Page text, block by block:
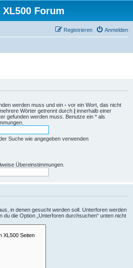
XL500 Forum
Anmelden
Registrieren
werden muss und ein - vor ein Wort, das nicht
Wörter getrennt durch | innerhalb einer
gefunden werden muss. Benutze ein * als
Suche wie angegeben verwenden
Übereinstimmungen.
in denen gesucht werden soll. Unterforen werden
die Option „Unterforen durchsuchen“ unten nicht